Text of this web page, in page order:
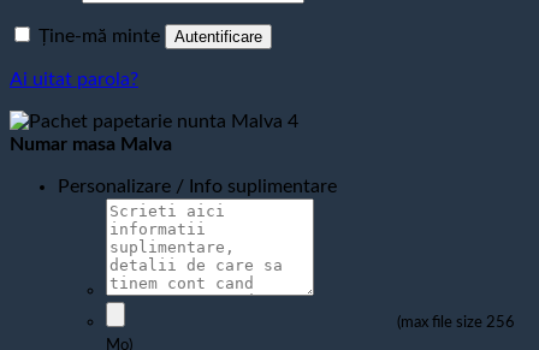
Ține-mă minte Autentificare
Ai uitat parola?
Numar masa Malva
Personalizare / Info suplimentare
(max file size 256
Mo)